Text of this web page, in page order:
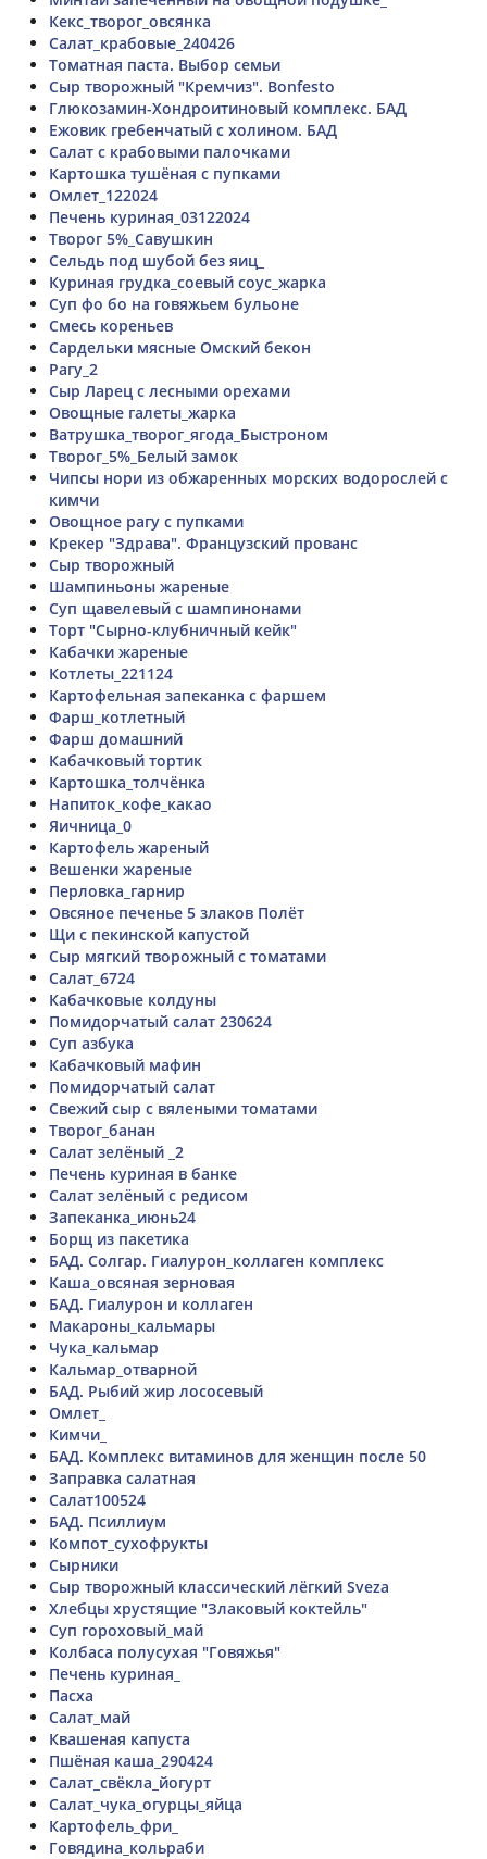
Кекс_творог_овсянка
Салат_крабовые_240426
Томатная паста. Выбор семьи
Сыр творожный "Кремчиз". Bonfesto
Глюкозамин-Хондроитиновый комплекс. БАД
Ежовик гребенчатый с холином. БАД
Салат с крабовыми палочками
Картошка тушёная с пупками
Омлет_122024
Печень куриная_03122024
Творог 5%_Савушкин
Сельдь под шубой без яиц_
Куриная грудка_соевый соус_жарка
Суп фо бо на говяжьем бульоне
Смесь кореньев
Сардельки мясные Омский бекон
Рагу_2
Сыр Ларец с лесными орехами
Овощные галеты_жарка
Ватрушка_творог_ягода_Быстроном
Творог_5%_Белый замок
Чипсы нори из обжаренных морских водорослей с
кимчи
Овощное рагу с пупками
Крекер "Здрава". Французский прованс
Сыр творожный
Шампиньоны жареные
Суп щавелевый с шампинонами
Торт "Сырно-клубничный кейк"
Кабачки жареные
Котлеты_221124
Картофельная запеканка с фаршем
Фарш_котлетный
Фарш домашний
Кабачковый тортик
Картошка_толчёнка
Напиток_кофе_какао
Яичница_0
Картофель жареный
Вешенки жареные
Перловка_гарнир
Овсяное печенье 5 злаков Полёт
Щи с пекинской капустой
Сыр мягкий творожный с томатами
Салат_6724
Кабачковые колдуны
Помидорчатый салат 230624
Суп азбука
Кабачковый мафин
Помидорчатый салат
Свежий сыр с вялеными томатами
Творог_банан
Салат зелёный _2
Печень куриная в банке
Салат зелёный с редисом
Запеканка_июнь24
Борщ из пакетика
БАД. Солгар. Гиалурон_коллаген комплекс
Каша_овсяная зерновая
БАД. Гиалурон и коллаген
Макароны_кальмары
Чука_кальмар
Кальмар_отварной
БАД. Рыбий жир лососевый
Омлет_
Кимчи_
БАД. Комплекс витаминов для женщин после 50
Заправка салатная
Салат100524
БАД. Псиллиум
Компот_сухофрукты
Сырники
Сыр творожный классический лёгкий Sveza
Хлебцы хрустящие "Злаковый коктейль"
Суп гороховый_май
Колбаса полусухая "Говяжья"
Печень куриная_
Пасха
Салат_май
Квашеная капуста
Пшёная каша_290424
Салат_свёкла_йогурт
Салат_чука_огурцы_яйца
Картофель_фри_
Говядина_кольраби